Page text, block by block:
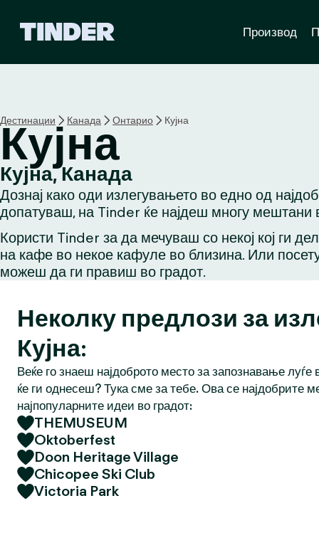
H
e
Производ
Дестинации Канада Онтарио Кујна
Кујна
Кујна, Канада
Дознај како оди излегувањето во едно од
допатуваш, на Tinder ќе најдеш многу мештани
Користи Tinder за да мечуваш со некој кој ги
на кафе во некое кафуле во близина. Или
можеш да ги правиш во градот.
Неколку предлози за
Кујна:
Веќе го знаеш најдоброто место за запознавање луѓе
ќе ги однесеш? Тука сме за тебе. Ова се најдобрите
најпопуларните идеи во градот:
THEMUSEUM
Oktoberfest
Doon Heritage Village
Chicopee Ski Club
Victoria Park